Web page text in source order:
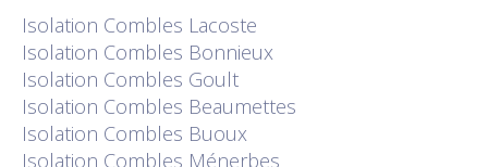
Isolation Combles Lacoste
Isolation Combles Bonnieux
Isolation Combles Goult
Isolation Combles Beaumettes
Isolation Combles Buoux
Isolation Combles Ménerbes